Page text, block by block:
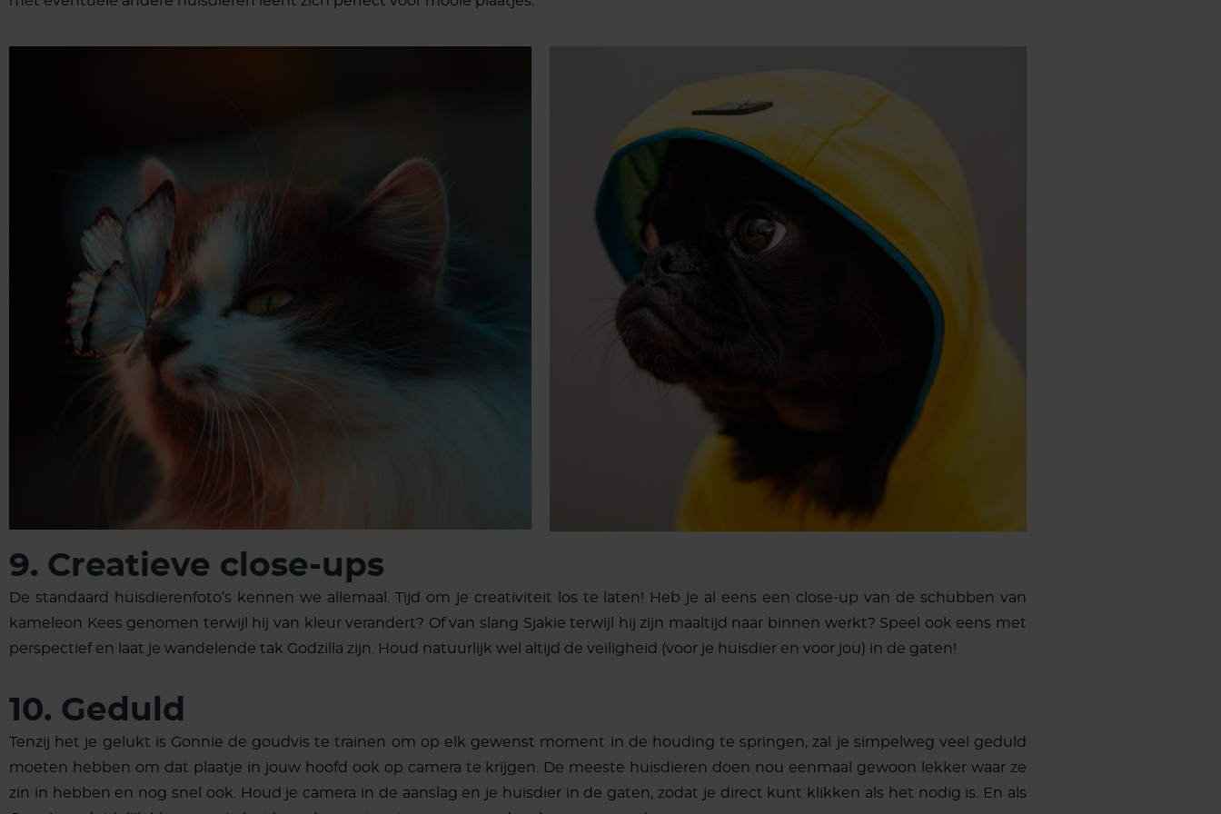
9. Creatieve close-ups
De standaard huisdierenfoto’s kennen we allemaal. Tijd om je creativiteit los te laten! Heb je al eens een close-up van de schubben van
kameleon Kees genomen terwijl hij van kleur verandert? Of van slang Sjakie terwijl hij zijn maaltijd naar binnen werkt? Speel ook eens met
perspectief en laat je wandelende tak Godzilla zijn. Houd natuurlijk wel altijd de veiligheid (voor je huisdier en voor jou) in de gaten!
10. Geduld
Tenzij het je gelukt is Gonnie de goudvis te trainen om op elk gewenst moment in de houding te springen, zal je simpelweg veel geduld
moeten hebben om dat plaatje in jouw hoofd ook op camera te krijgen. De meeste huisdieren doen nou eenmaal gewoon lekker waar ze
zin in hebben en nog snel ook. Houd je camera in de aanslag en je huisdier in de gaten, zodat je direct kunt klikken als het nodig is. En als